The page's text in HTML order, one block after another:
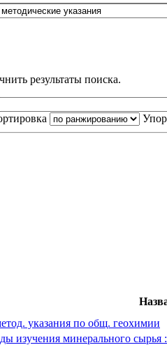
результаты поиска.
указания по общ. геохимии
изучения минерального сырья